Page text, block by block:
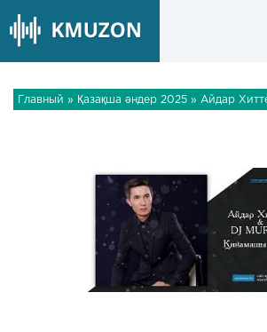
Главный » Қазақша әндер 2025 » Айдар Хиттенов &